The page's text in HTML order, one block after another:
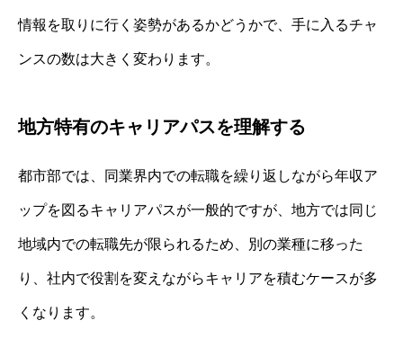
情報を取りに行く姿勢があるかどうかで、手に入るチャ
ンスの数は大きく変わります。
地方特有のキャリアパスを理解する
都市部では、同業界内での転職を繰り返しながら年収ア
ップを図るキャリアパスが一般的ですが、地方では同じ
地域内での転職先が限られるため、別の業種に移った
り、社内で役割を変えながらキャリアを積むケースが多
くなります。